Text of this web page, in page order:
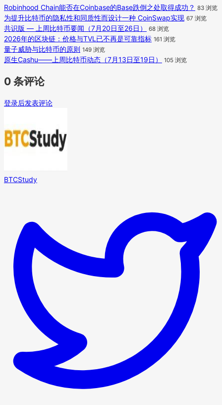
Robinhood Chain能否在Coinbase的Base跌倒之处取得成功？ 83 浏览
为提升比特币的隐私性和同质性而设计一种 CoinSwap实现 67 浏览
共识版 — 上周比特币要闻（7月20日至26日） 68 浏览
2026年的区块链：价格与TVL已不再是可靠指标 161 浏览
量子威胁与比特币的原则 149 浏览
原生Cashu——上周比特币动态（7月13日至19日） 105 浏览
0 条评论
登录后发表评论
BTCStudy